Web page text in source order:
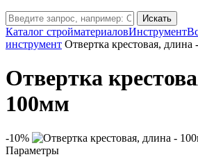
Искать
Каталог стройматериаловИнструмент
инструмент Отвертка крестовая, длина
Отвертка
100мм
-10%
Параметры